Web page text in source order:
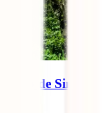
de Sintra